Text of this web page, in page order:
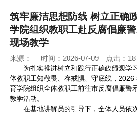
筑牢廉洁思想防线 树立正确
学院组织教职工赴反腐倡廉
现场教学
来源： 时间：2026-07-09 点击： 18
为扎实推进树立和践行正确政绩观学
体教职工知敬畏、存戒惧、守底线，2026
育学院组织全体教职工前往市反腐倡廉警
教学活动。
在基地讲解员的引导下，全体人员依